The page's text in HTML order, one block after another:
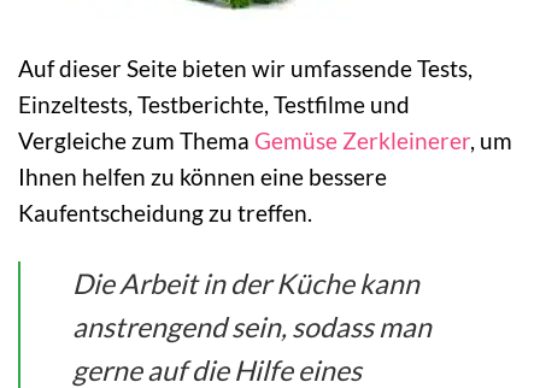
Auf dieser Seite bieten wir umfassende Tests,
Einzeltests, Testberichte, Testfilme und
Vergleiche zum Thema Gemüse Zerkleinerer, um
Ihnen helfen zu können eine bessere
Kaufentscheidung zu treffen.
Die Arbeit in der Küche kann
anstrengend sein, sodass man
gerne auf die Hilfe eines